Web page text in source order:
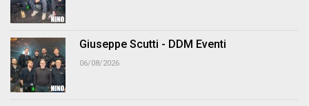
Giuseppe Scutti - DDM Eventi
06/08/2026